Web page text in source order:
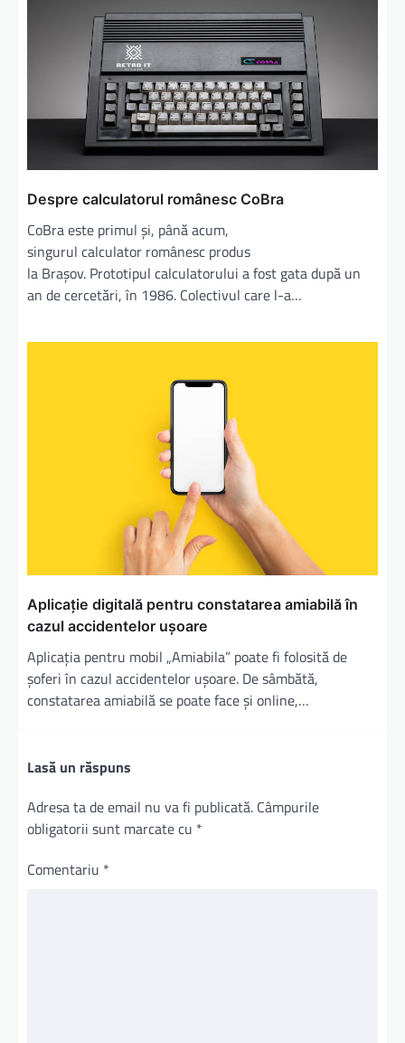
Despre calculatorul românesc CoBra
CoBra este primul și, până acum,
singurul calculator românesc produs
la Brașov. Prototipul calculatorului a fost gata după un
an de cercetări, în 1986. Colectivul care l-a…
Aplicaţie digitală pentru constatarea amiabilă în
cazul accidentelor uşoare
Aplicația pentru mobil „Amiabila” poate fi folosită de
șoferi în cazul accidentelor ușoare. De sâmbătă,
constatarea amiabilă se poate face și online,…
Lasă un răspuns
Adresa ta de email nu va fi publicată. Câmpurile
obligatorii sunt marcate cu *
Comentariu *